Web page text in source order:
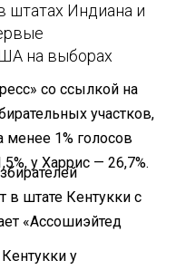
штатах Индиана и
на выборах
со ссылкой на
участков,
менее 1% голосов
у Харрис — 26,7%.
в штате Кентукки с
«Ассошиэйтед
у